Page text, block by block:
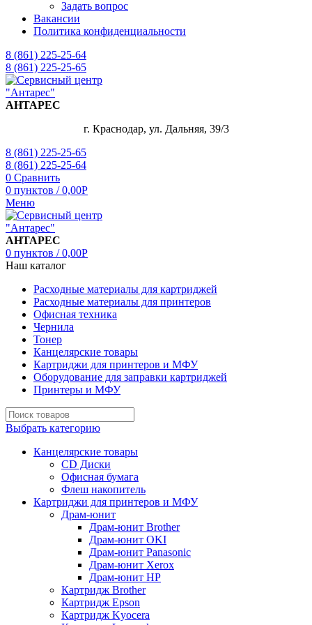
Задать вопрос
Вакансии
Политика конфиденциальности
8 (861) 225-25-64
8 (861) 225-25-65
АНТАРЕС
г. Краснодар, ул. Дальняя, 39/3
8 (861) 225-25-65
8 (861) 225-25-64
0 Сравнить
0 пунктов / 0,00Р
Меню
АНТАРЕС
0 пунктов / 0,00Р
Наш каталог
Расходные материалы для картриджей
Расходные материалы для принтеров
Офисная техника
Чернила
Тонер
Канцелярские товары
Картриджи для принтеров и МФУ
Оборудование для заправки картриджей
Принтеры и МФУ
Выбрать категорию
Канцелярские товары
CD Диски
Офисная бумага
Флеш накопитель
Картриджи для принтеров и МФУ
Драм-юнит
Драм-юнит Brother
Драм-юнит OKI
Драм-юнит Panasonic
Драм-юнит Xerox
Драм-юнит НР
Картридж Brother
Картридж Epson
Картридж Kyocera